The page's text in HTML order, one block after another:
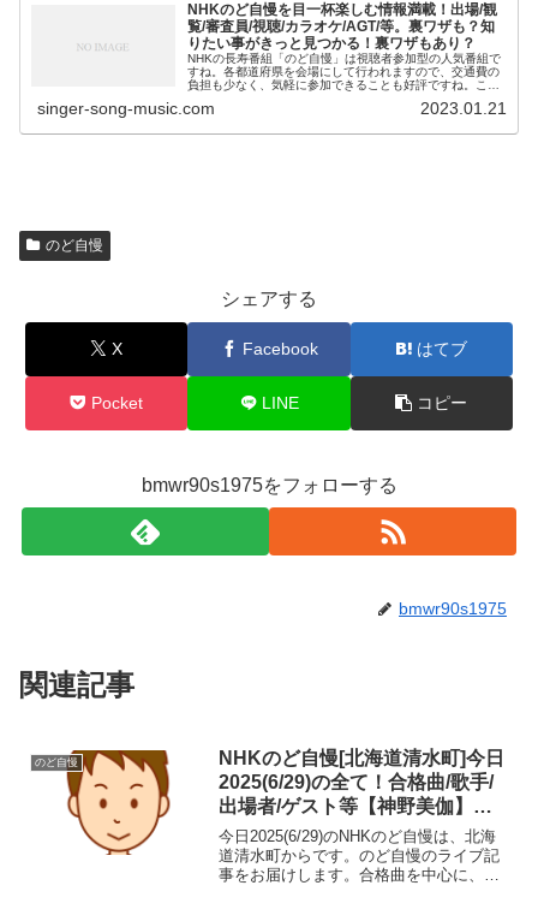
NHKのど自慢を目一杯楽しむ情報満載！出場/観
覧/審査員/視聴/カラオケ/AGT/等。裏ワザも？知
りたい事がきっと見つかる！裏ワザもあり？
NHKの長寿番組「のど自慢」は視聴者参加型の人気番組で
すね。各都道府県を会場にして行われますので、交通費の
負担も少なく、気軽に参加できることも好評ですね。この
を、一覧にしてみました。それ...
singer-song-music.com 2023.01.21
のど自慢
シェアする
X Facebook はてブ
Pocket LINE コピー
bmwr90s1975をフォローする
bmwr90s1975
関連記事
のど自慢
NHKのど自慢[北海道清水町]今日
2025(6/29)の全て！合格曲/歌手/
出場者/ゲスト等【神野美伽】
【真田ナオキ】(チャンピオン)を
ライブで紹介！見逃し・ネタバレ
今日2025(6/29)のNHKのど自慢は、北海
道清水町からです。のど自慢のライブ記
事をお届けします。合格曲を中心に、出